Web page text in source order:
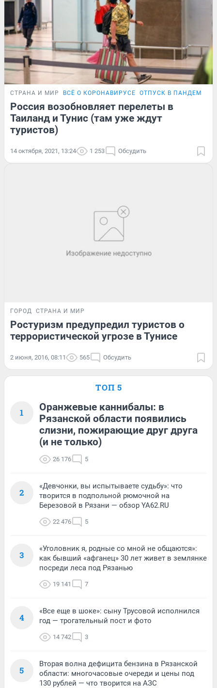
СТРАНА И МИР ВСЁ О КОРОНАВИРУСЕ ОТПУСК В ПАНДЕМИЮ
Россия возобновляет перелеты в
Таиланд и Тунис (там уже ждут
туристов)
14 октября, 2021, 13:24 1 253 Обсудить
ГОРОД СТРАНА И МИР
Ростуризм предупредил туристов о
террористической угрозе в Тунисе
2 июня, 2016, 08:11 565 Обсудить
ТОП 5
1
Оранжевые каннибалы: в
Рязанской области появились
слизни, пожирающие друг друга
(и не только)
26 176 5
2
«Девчонки, вы испытываете судьбу»: что
творится в подпольной рюмочной на
Березовой в Рязани — обзор YA62.RU
22 476 5
3
«Уголовник я, родные со мной не общаются»:
как бывший «афганец» 30 лет живет в землянке
посреди леса под Рязанью
19 141 7
4
«Все еще в шоке»: сыну Трусовой исполнился
год — трогательный пост и фото
14 742 3
5
Вторая волна дефицита бензина в Рязанской
области: многочасовые очереди и цены под
130 рублей — что творится на АЗС